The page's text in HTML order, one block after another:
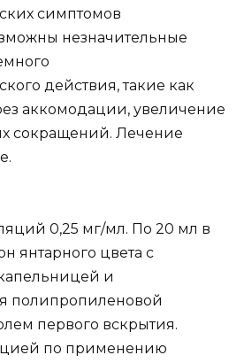
симптомов
незначительные
действия, такие как
аккомодации, увеличение
сокращений. Лечение
0,25 мг/мл. По 20 мл в
янтарного цвета с
и
полипропиленовой
первого вскрытия.
по применению